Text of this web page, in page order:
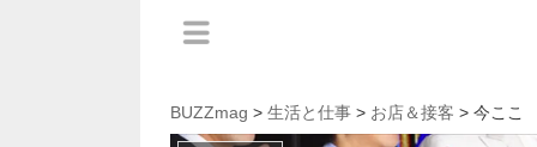
BUZZmag > 生活と仕事 > お店＆接客 > 今ここ